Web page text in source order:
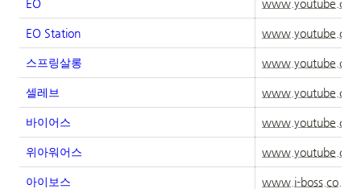
EO www.youtube.com
EO Station www.youtube.com
스프링살롱 www.youtube.com
셀레브 www.youtube.com
바이어스 www.youtube.com
위아워어스 www.youtube.com
아이보스 www.i-boss.co.kr